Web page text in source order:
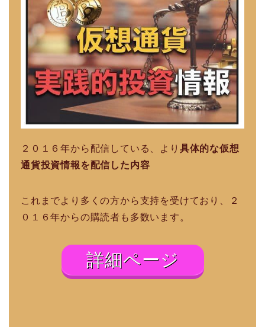
２０１６年から配信している、より 具体的な仮想
通貨投資情報を配信した内容
これまでより多くの方から支持を受けており、２
０１６年からの購読者も多数います。
詳細ページ